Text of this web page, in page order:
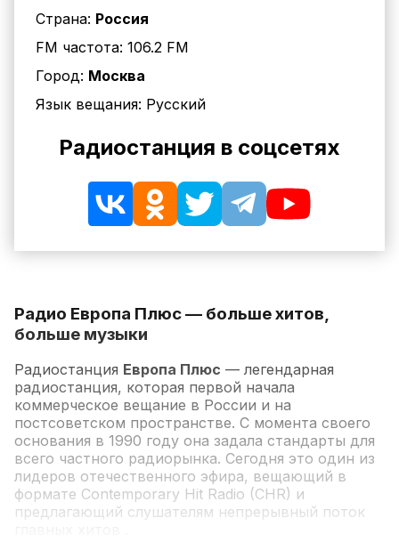
Страна: Россия
FM частота: 106.2 FM
Город: Москва
Язык вещания: Русский
Радиостанция в соцсетях
Радио Европа Плюс — больше хитов,
больше музыки
Радиостанция Европа Плюс — легендарная
радиостанция, которая первой начала
коммерческое вещание в России и на
постсоветском пространстве. С момента своего
основания в 1990 году она задала стандарты для
всего частного радиорынка. Сегодня это один из
лидеров отечественного эфира, вещающий в
формате Contemporary Hit Radio (CHR) и
предлагающий слушателям непрерывный поток